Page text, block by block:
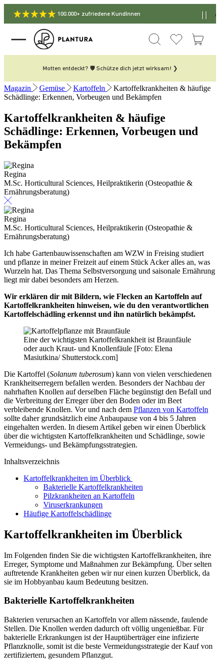
100.000+ zufriedene KundInnen
Motten entdeckt? 🛡️ Schütze dich jetzt wirksam! ❯
Magazin Gemüse Kartoffeln
Kartoffelkrankheiten & häufige
Schädlinge: Erkennen, Vorbeugen und Bekämpfen
Kartoffelkrankheiten & häufige
Schädlinge: Erkennen, Vorbeugen und
Bekämpfen
Regina
M.Sc. Horticultural Sciences, Heilpraktikerin (Osteopathie &
Ernährungsberatung)
Regina
M.Sc. Horticultural Sciences, Heilpraktikerin (Osteopathie &
Ernährungsberatung)
Ich habe Gartenbauwissenschaften am WZW in Freising studiert
und pflanze in meiner Freizeit auf einem Stück Acker alles an, was
Wurzeln hat. Das Thema Selbstversorgung und saisonale Ernährung
liegt mir dabei besonders am Herzen.
Wir erklären dir mit Bildern, wie Flecken an Kartoffeln auf
Kartoffelkrankheiten hinweisen, wie du den verantwortlichen
Kartoffelschädling erkennst und ihn natürlich bekämpfst.
Eine der wichtigsten Kartoffelkrankheit ist Braunfäule
oder auch Kraut- und Knollenfäule [Foto: Elena
Masiutkina/ Shutterstock.com]
Die Kartoffel (Solanum tuberosum) kann von vielen verschiedenen
Krankheitserregern befallen werden. Besonders der Nachbau der
nahrhaften Knollen auf derselben Fläche begünstigt den Befall und
die Verbreitung der Erreger über den Boden oder im Beet
verbleibende Knollen. Vor und nach dem Pflanzen von Kartoffeln
sollte daher grundsätzlich eine Anbaupause von 4 bis 5 Jahren
eingehalten werden. In diesem Artikel geben wir einen Überblick
über die wichtigsten Kartoffelkrankheiten und Schädlinge, sowie
Vermeidungs- und Bekämpfungsstrategien.
Inhaltsverzeichnis
Kartoffelkrankheiten im Überblick
Bakterielle Kartoffelkrankheiten
Pilzkrankheiten an Kartoffeln
Viruserkrankungen
Häufige Kartoffelschädlinge
Kartoffelkrankheiten im Überblick
Im Folgenden finden Sie die wichtigsten Kartoffelkrankheiten, ihre
Erreger, Symptome und Maßnahmen zur Bekämpfung. Über selten
auftretende Krankheiten geben wir nur einen kurzen Überblick, da
sie im Hobbyanbau kaum Bedeutung besitzen.
Bakterielle Kartoffelkrankheiten
Bakterien verursachen an Kartoffeln vor allem nässende, faulende
Stellen. Die Knollen werden dadurch oft völlig ungenießbar. Für
bakterielle Erkrankungen ist der Hauptüberträger eine infizierte
Pflanzknolle, somit ist die beste Vermeidungsstrategie der Kauf von
zertifiziertem, gesundem Pflanzgut.